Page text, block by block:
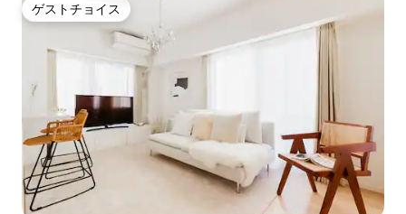
ゲストチョイス
ゲストチョイス